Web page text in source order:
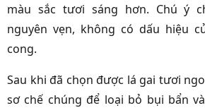
màu sắc tươi sáng hơn. Chú ý
nguyên vẹn, không có dấu hiệu
cong.
Sau khi đã chọn được lá gai tươi
sơ chế chúng để loại bỏ bụi bẩn